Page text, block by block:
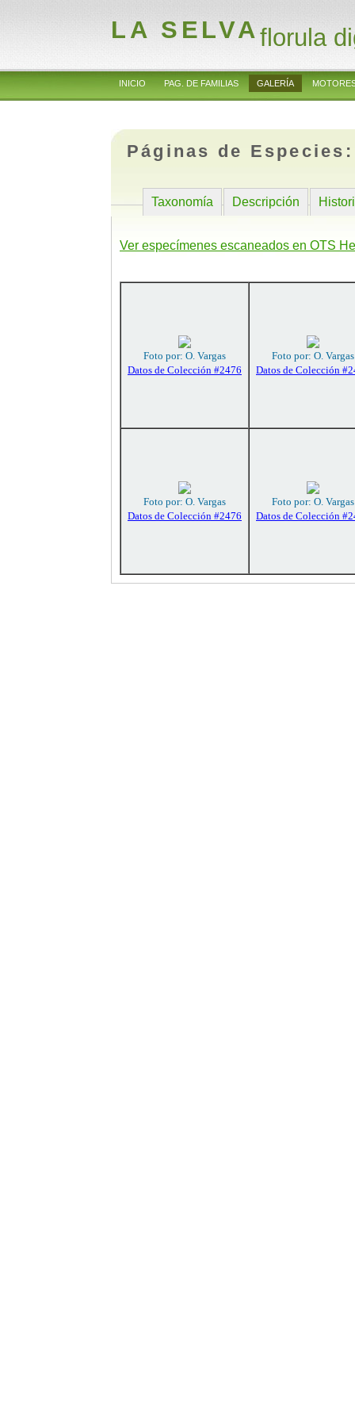
LA SELVAflorula
INICIO PAG. DE FAMILIAS GALERÍA
Páginas de
Taxonomía Descripción
Ver especímenes escaneados en OTS
Foto por: O. Vargas
Datos de Colección #2476
Foto por: O. Vargas
Datos de Colección
Foto por: O. Vargas
Datos de Colección #2476
Foto por: O. Vargas
Datos de Colección